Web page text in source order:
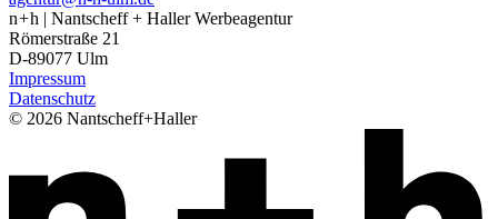
n + h | Nantscheff + Haller Werbeagentur
Römerstraße 21
D-89077 Ulm
Impressum
Datenschutz
© 2026 Nantscheff+Haller